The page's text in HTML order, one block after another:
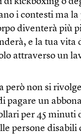
i contesti ma la
diventerà più
e la tua vita
attraverso un
però non si
pagare un
per 45 minuti
persone disabili